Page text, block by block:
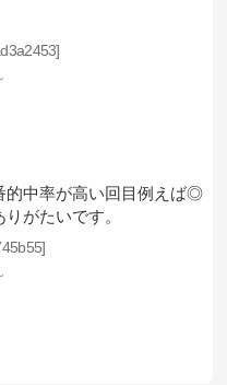
的中率が高い回目例えば◎
がたいです。